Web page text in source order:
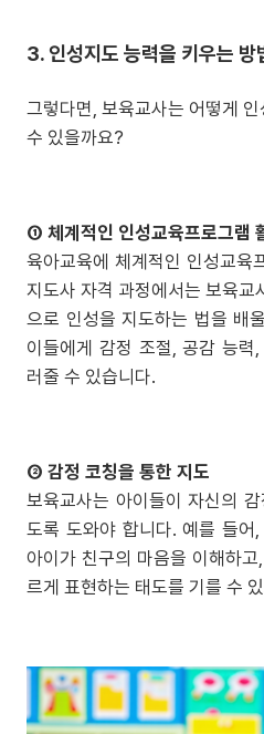
3. 인성지도 능력을 키우는 방
그렇다면, 보육교사는 어떻게
수 있을까요?
① 체계적인 인성교육프로그램
육아교육에 체계적인 인성교육
지도사 자격 과정에서는 보육교
으로 인성을 지도하는 법을 배
이들에게 감정 조절, 공감 능력
러줄 수 있습니다.
② 감정 코칭을 통한 지도
보육교사는 아이들이 자신의
도록 도와야 합니다. 예를 들어
아이가 친구의 마음을 이해하
르게 표현하는 태도를 기를 수